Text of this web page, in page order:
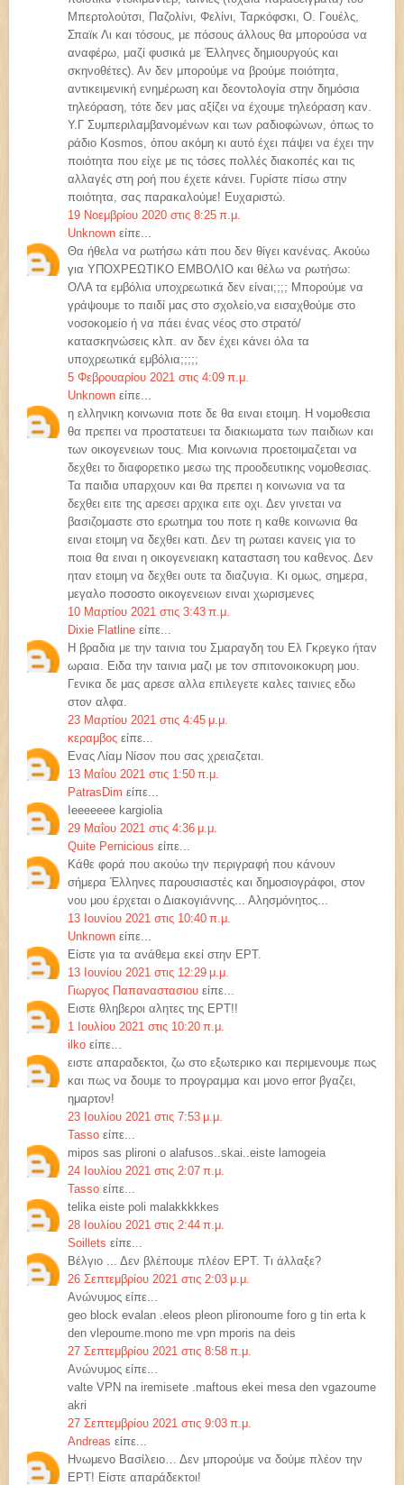
Μπερτολούτσι, Παζολίνι, Φελίνι, Ταρκόφσκι, Ο. Γουέλς,
Σπαϊκ Λι και τόσους, με πόσους άλλους θα μπορούσα να
αναφέρω, μαζί φυσικά με Έλληνες δημιουργούς και
σκηνοθέτες). Αν δεν μπορούμε να βρούμε ποιότητα,
αντικειμενική ενημέρωση και δεοντολογία στην δημόσια
τηλεόραση, τότε δεν μας αξίζει να έχουμε τηλεόραση καν.
Υ.Γ Συμπεριλαμβανομένων και των ραδιοφώνων, όπως το
ράδιο Kosmos, όπου ακόμη κι αυτό έχει πάψει να έχει την
ποιότητα που είχε με τις τόσες πολλές διακοπές και τις
αλλαγές στη ροή που έχετε κάνει. Γυρίστε πίσω στην
ποιότητα, σας παρακαλούμε! Ευχαριστώ.
19 Νοεμβρίου 2020 στις 8:25 π.μ.
Unknown είπε...
Θα ήθελα να ρωτήσω κάτι που δεν θίγει κανένας. Ακούω
για ΥΠΟΧΡΕΩΤΙΚΟ ΕΜΒΟΛΙΟ και θέλω να ρωτήσω:
ΟΛΑ τα εμβόλια υποχρεωτικά δεν είναι;;;; Μπορούμε να
γράψουμε το παιδί μας στο σχολείο,να εισαχθούμε στο
νοσοκομείο ή να πάει ένας νέος στο στρατό/
κατασκηνώσεις κλπ. αν δεν έχει κάνει όλα τα
υποχρεωτικά εμβόλια;;;;;
5 Φεβρουαρίου 2021 στις 4:09 π.μ.
Unknown είπε...
η ελληνικη κοινωνια ποτε δε θα ειναι ετοιμη. Η νομοθεσια
θα πρεπει να προστατευει τα διακιωματα των παιδιων και
των οικογενειων τους. Μια κοινωνια προετοιμαζεται να
δεχθει το διαφορετικο μεσω της προοδευτικης νομοθεσιας.
Τα παιδια υπαρχουν και θα πρεπει η κοινωνια να τα
δεχθει ειτε της αρεσει αρχικα ειτε οχι. Δεν γινεται να
βασιζομαστε στο ερωτημα του ποτε η καθε κοινωνια θα
ειναι ετοιμη να δεχθει κατι. Δεν τη ρωταει κανεις για το
ποια θα ειναι η οικογενειακη κατασταση του καθενος. Δεν
ηταν ετοιμη να δεχθει ουτε τα διαζυγια. Κι ομως, σημερα,
μεγαλο ποσοστο οικογενειων ειναι χωρισμενες
10 Μαρτίου 2021 στις 3:43 π.μ.
Dixie Flatline είπε...
Η βραδια με την ταινια του Σμαραγδη του Ελ Γκρεγκο ήταν
ωραια. Ειδα την ταινια μαζι με τον σπιτονοικοκυρη μου.
Γενικα δε μας αρεσε αλλα επιλεγετε καλες ταινιες εδω
στον αλφα.
23 Μαρτίου 2021 στις 4:45 μ.μ.
κεραμβος είπε...
Ενας Λίαμ Νίσον που σας χρειαζεται.
13 Μαΐου 2021 στις 1:50 π.μ.
PatrasDim είπε...
Ieeeeeee kargiolia
29 Μαΐου 2021 στις 4:36 μ.μ.
Quite Pernicious είπε...
Κάθε φορά που ακούω την περιγραφή που κάνουν
σήμερα Έλληνες παρουσιαστές και δημοσιογράφοι, στον
νου μου έρχεται ο Διακογιάννης... Αλησμόνητος...
13 Ιουνίου 2021 στις 10:40 π.μ.
Unknown είπε...
Είστε για τα ανάθεμα εκεί στην ΕΡΤ.
13 Ιουνίου 2021 στις 12:29 μ.μ.
Γιωργος Παπαναστασιου είπε...
Ειστε θληβεροι αλητες της ΕΡΤ!!
1 Ιουλίου 2021 στις 10:20 π.μ.
ilko είπε...
ειστε απαραδεκτοι, ζω στο εξωτερικο και περιμενουμε πως
και πως να δουμε το προγραμμα και μονο error βγαζει,
ημαρτον!
23 Ιουλίου 2021 στις 7:53 μ.μ.
Tasso είπε...
mipos sas plironi o alafusos..skai..eiste lamogeia
24 Ιουλίου 2021 στις 2:07 π.μ.
Tasso είπε...
telika eiste poli malakkkkkes
28 Ιουλίου 2021 στις 2:44 π.μ.
Soillets είπε...
Βέλγιο ... Δεν βλέπουμε πλέον ΕΡΤ. Τι άλλαξε?
26 Σεπτεμβρίου 2021 στις 2:03 μ.μ.
Ανώνυμος είπε...
geo block evalan .eleos pleon plironoume foro g tin erta k
den vlepoume.mono me vpn mporis na deis
27 Σεπτεμβρίου 2021 στις 8:58 π.μ.
Ανώνυμος είπε...
valte VPN na iremisete .maftous ekei mesa den vgazoume
akri
27 Σεπτεμβρίου 2021 στις 9:03 π.μ.
Andreas είπε...
Ηνωμενο Βασίλειο… Δεν μπορούμε να δούμε πλέον την
ΕΡΤ! Είστε απαράδεκτοι!